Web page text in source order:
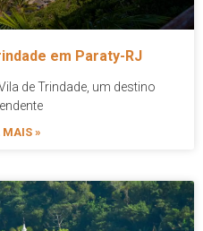
em Paraty-RJ
de Trindade, um destino
MAIS »